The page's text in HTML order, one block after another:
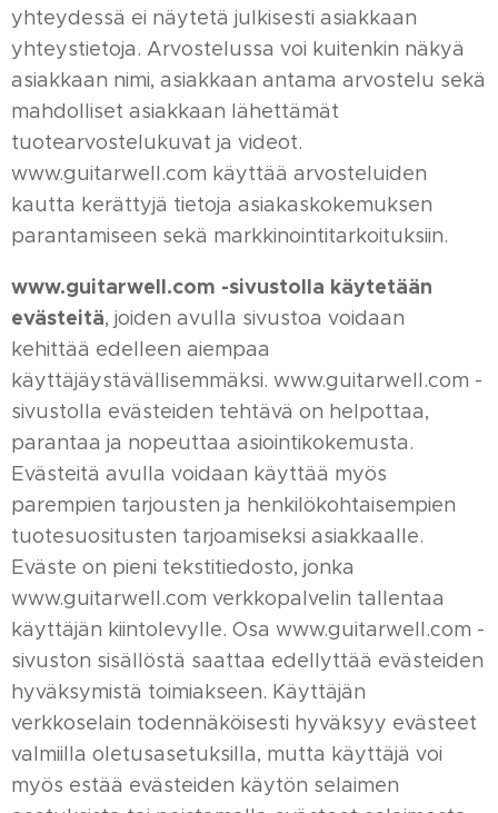
yhteydessä ei näytetä julkisesti asiakkaan
yhteystietoja. Arvostelussa voi kuitenkin näkyä
asiakkaan nimi, asiakkaan antama arvostelu sekä
mahdolliset asiakkaan lähettämät
tuotearvostelukuvat ja videot.
www.guitarwell.com käyttää arvosteluiden
kautta kerättyjä tietoja asiakaskokemuksen
parantamiseen sekä markkinointitarkoituksiin.
www.guitarwell.com -sivustolla käytetään
evästeitä, joiden avulla sivustoa voidaan
kehittää edelleen aiempaa
käyttäjäystävällisemmäksi. www.guitarwell.com -
sivustolla evästeiden tehtävä on helpottaa,
parantaa ja nopeuttaa asiointikokemusta.
Evästeitä avulla voidaan käyttää myös
parempien tarjousten ja henkilökohtaisempien
tuotesuositusten tarjoamiseksi asiakkaalle.
Eväste on pieni tekstitiedosto, jonka
www.guitarwell.com verkkopalvelin tallentaa
käyttäjän kiintolevylle. Osa www.guitarwell.com -
sivuston sisällöstä saattaa edellyttää evästeiden
hyväksymistä toimiakseen. Käyttäjän
verkkoselain todennäköisesti hyväksyy evästeet
valmiilla oletusasetuksilla, mutta käyttäjä voi
myös estää evästeiden käytön selaimen